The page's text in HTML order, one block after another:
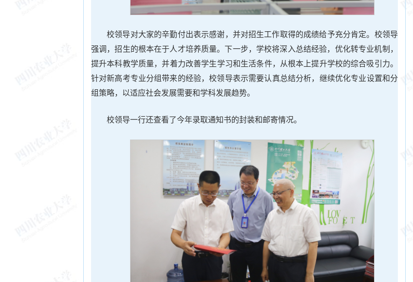
校领导对大家的辛勤付出表示感谢，并对招生工作取得的成绩给予充分肯定。校领导
强调，招生的根本在于人才培养质量。下一步，学校将‌深入总结经验‌，‌优化转专业机制‌，‌
提升本科教学质量‌，并‌着力改善学生学习和生活条件，从根本上提升学校的综合吸引力。‌
针对新高考专业分组带来的经验，校领导表示需要‌认真总结分析‌，继续优化专业设置和分
组策略，以适应社会发展需要和学科发展趋势。
校领导一行还查看了今年录取通知书的封装和邮寄情况。